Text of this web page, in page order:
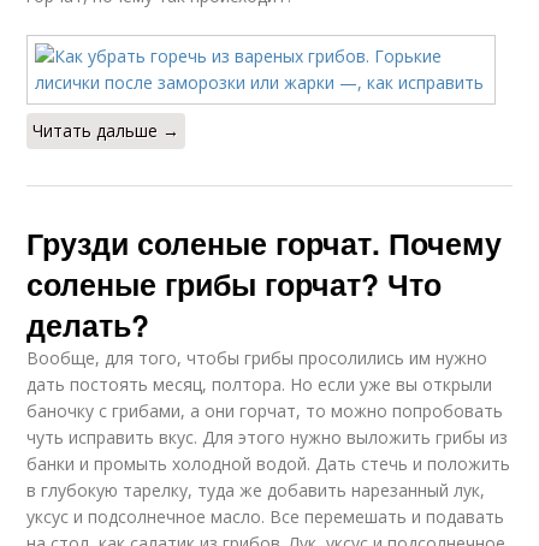
Читать дальше →
Грузди соленые горчат. Почему
соленые грибы горчат? Что
делать?
Вообще, для того, чтобы грибы просолились им нужно
дать постоять месяц, полтора. Но если уже вы открыли
баночку с грибами, а они горчат, то можно попробовать
чуть исправить вкус. Для этого нужно выложить грибы из
банки и промыть холодной водой. Дать стечь и положить
в глубокую тарелку, туда же добавить нарезанный лук,
уксус и подсолнечное масло. Все перемешать и подавать